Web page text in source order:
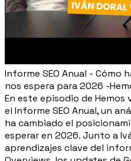
Informe SEO Anual - Cómo
nos espera para 2026 -
En este episodio de Hemos
el Informe SEO Anual, un
ha cambiado el
esperar en 2026. Junto a
aprendizajes clave del